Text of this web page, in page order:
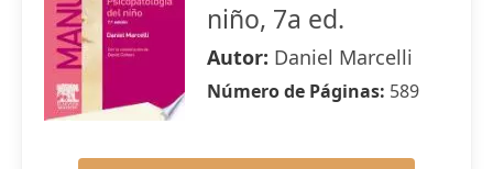
niño, 7a ed.
Autor: Daniel Marcelli
Número de Páginas: 589